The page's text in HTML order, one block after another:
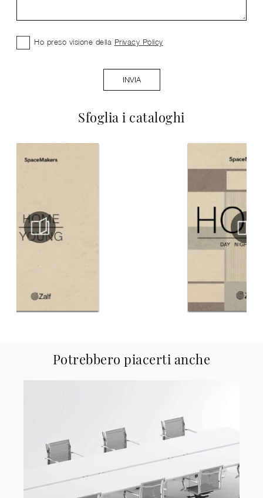
Sfoglia i cataloghi
Ho preso visione della Privacy Policy
INVIA
Potrebbero piacerti anche